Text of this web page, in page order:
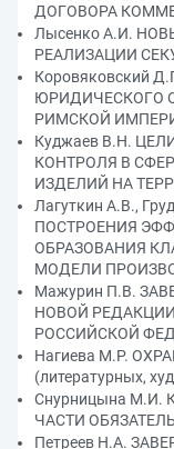
ДОГОВОРА
Лысенко А.И.
РЕАЛИЗАЦИИ
Коровяковский
ЮРИДИЧЕСКОГО
РИМСКОЙ
Куджаев В.Н.
КОНТРОЛЯ В
ИЗДЕЛИЙ НА
Лагуткин А.В.,
ПОСТРОЕНИЯ
ОБРАЗОВАНИЯ
МОДЕЛИ
Мажурин П.В.
НОВОЙ
РОССИЙСКОЙ
Нагиева М.Р.
(литературных,
Снурницына
ЧАСТИ
Петреев Н.А.